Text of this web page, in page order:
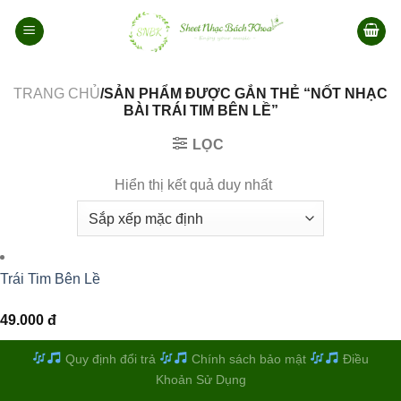
qua
TRANG CHỦ/SẢN PHẨM ĐƯỢC GẮN THẺ “NỐT NHẠC
BÀI TRÁI TIM BÊN LỀ”
LỌC
Hiển thị kết quả duy nhất
Trái Tim Bên Lề
49.000 đ
Quy định đổi trả Chính sách bảo mật
Điều
Khoản Sử Dụng